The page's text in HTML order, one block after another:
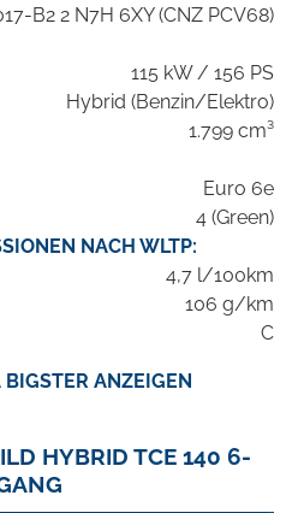
B2 2 N7H 6XY (CNZ PCV68)
115 kW / 156 PS
Hybrid (Benzin/Elektro)
1.799 cm³
Euro 6e
4 (Green)
NACH WLTP:
4,7 l/100km
106 g/km
C
ANZEIGEN
HYBRID TCE 140 6-